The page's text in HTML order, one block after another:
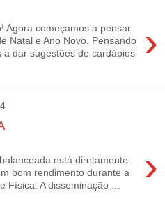
›
Agora começamos a pensar
Natal e Ano Novo. Pensando
a dar sugestões de cardápios
›
está diretamente
bom rendimento durante a
Física. A disseminação ...